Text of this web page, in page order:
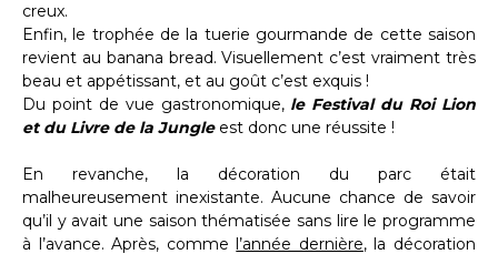
creux.
Enfin, le trophée de la tuerie gourmande de cette saison
revient au banana bread. Visuellement c’est vraiment très
beau et appétissant, et au goût c’est exquis !
Du point de vue gastronomique, le Festival du Roi Lion
et du Livre de la Jungleest donc une réussite !
En revanche, la décoration du parc était
malheureusement inexistante. Aucune chance de savoir
qu’il y avait une saison thématisée sans lire le programme
à l’avance. Après, commel’année dernière, la décoration